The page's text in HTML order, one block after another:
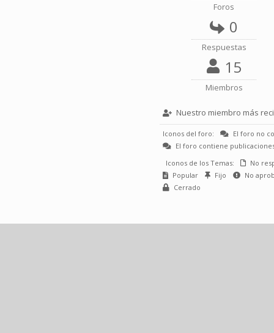
Foros
0
Respuestas
15
Miembros
Nuestro miembro más
Iconos del foro:
El foro no
El foro contiene
Iconos de los Temas:
No
Popular
Fijo
No
Cerrado